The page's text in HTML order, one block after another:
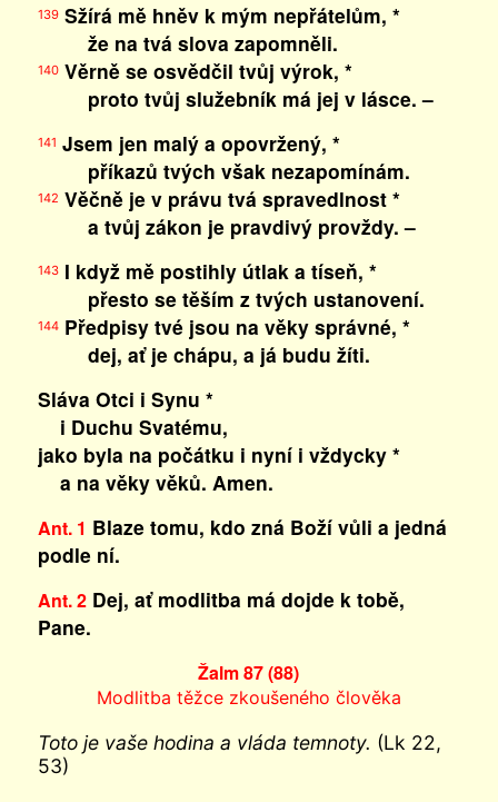
139Sžírá mě hněv k mým nepřátelům, *
že na tvá slova zapomněli.
140Věrně se osvědčil tvůj výrok, *
proto tvůj služebník má jej v lásce. –
141 Jsem jen malý a opovržený, *
příkazů tvých však nezapomínám.
142 Věčně je v právu tvá spravedlnost *
a tvůj zákon je pravdivý provždy. –
143I když mě postihly útlak a tíseň, *
přesto se těším z tvých ustanovení.
144Předpisy tvé jsou na věky správné, *
dej, ať je chápu, a já budu žíti.
Sláva Otci i Synu *
i Duchu Svatému,
jako byla na počátku i nyní i vždycky *
a na věky věků. Amen.
Ant. 1 Blaze tomu, kdo zná Boží vůli a jedná
podle ní.
Ant. 2Dej, ať modlitba má dojde k tobě,
Pane.
Žalm 87 (88)
Modlitba těžce zkoušeného člověka
Toto je vaše hodina a vláda temnoty. (Lk 22,
53)